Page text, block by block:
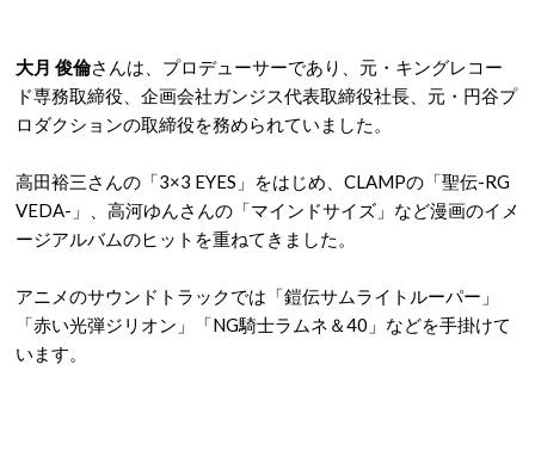
大月 俊倫さんは、プロデューサーであり、元・キングレコー
ド専務取締役、企画会社ガンジス代表取締役社長、元・円谷プ
ロダクションの取締役を務められていました。
高田裕三さんの「3×3 EYES」をはじめ、CLAMPの「聖伝-RG
VEDA-」、高河ゆんさんの「マインドサイズ」など漫画のイメ
ージアルバムのヒットを重ねてきました。
アニメのサウンドトラックでは「鎧伝サムライトルーパー」
「赤い光弾ジリオン」「NG騎士ラムネ＆40」などを手掛けて
います。